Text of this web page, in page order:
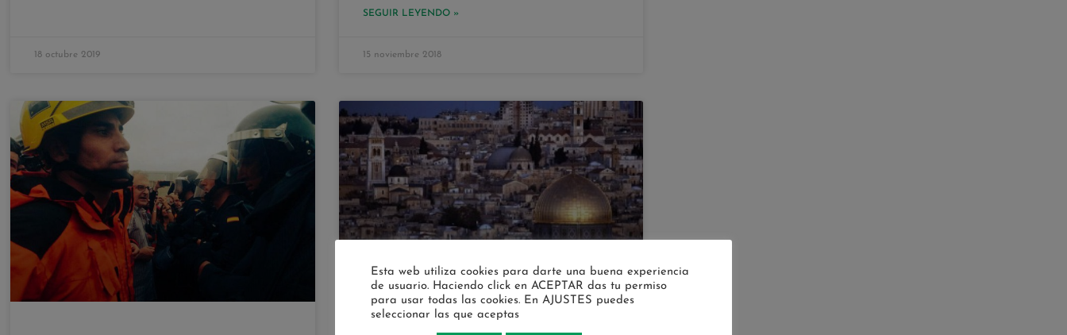
18 octubre 2019
SEGUIR LEYENDO »
15 noviembre 2018
Esta web utiliza cookies para darte una buena experiencia
de usuario. Haciendo click en ACEPTAR das tu permiso
para usar todas las cookies. En AJUSTES puedes
seleccionar las que aceptas